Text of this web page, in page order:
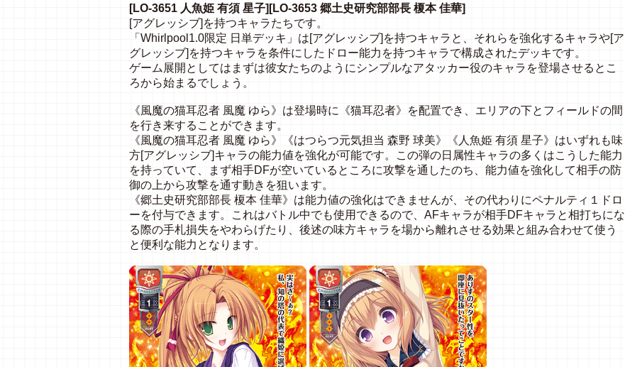
[LO-3651 人魚姫 有須 星子][LO-3653 郷土史研究部部長 榎本 佳華]
[アグレッシブ]を持つキャラたちです。
「Whirlpool1.0限定 日単デッキ」は[アグレッシブ]を持つキャラと、それらを強化するキャラや[ア
グレッシブ]を持つキャラを条件にしたドロー能力を持つキャラで構成されたデッキです。
ゲーム展開としてはまずは彼女たちのようにシンプルなアタッカー役のキャラを登場させるとこ
ろから始まるでしょう。
《風魔の猫耳忍者 風魔 ゆら》は登場時に《猫耳忍者》を配置でき、エリアの下とフィールドの間
を行き来することができます。
《風魔の猫耳忍者 風魔 ゆら》《はつらつ元気担当 森野 球美》《人魚姫 有須 星子》はいずれも味
方[アグレッシブ]キャラの能力値を強化が可能です。この弾の日属性キャラの多くはこうした能力
を持っていて、まず相手DFが空いているところに攻撃を通したのち、能力値を強化して相手の防
御の上から攻撃を通す動きを狙います。
《郷土史研究部部長 榎本 佳華》は能力値の強化はできませんが、その代わりにペナルティ１ドロ
ーを付与できます。これはバトル中でも使用できるので、AFキャラが相手DFキャラと相打ちにな
る際の手札損失をやわらげたり、後述の味方キャラを場から離れさせる効果と組み合わせて使う
と便利な能力となります。